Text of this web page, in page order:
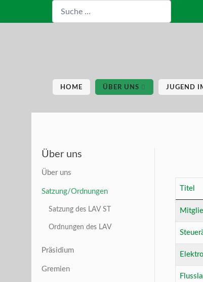
HOME ÜBER UNS JUGEND
Über uns
Über uns
Satzung/Ordnungen
Satzung des LAV ST
Ordnungen des LAV
Präsidium
Gremien
Titel